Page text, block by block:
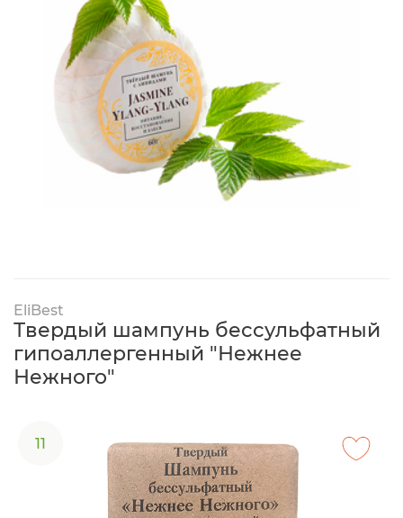
EliBest
Твердый шампунь бессульфатный
гипоаллергенный "Нежнее
Нежного"
11